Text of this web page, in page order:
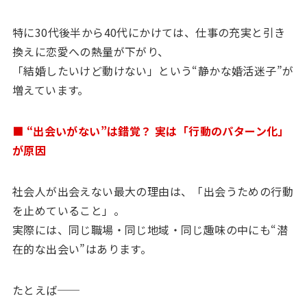
特に30代後半から40代にかけては、仕事の充実と引き
換えに恋愛への熱量が下がり、
「結婚したいけど動けない」という“静かな婚活迷子”が
増えています。
■ “出会いがない”は錯覚？ 実は「行動のパターン化」
が原因
社会人が出会えない最大の理由は、「出会うための行動
を止めていること」。
実際には、同じ職場・同じ地域・同じ趣味の中にも“潜
在的な出会い”はあります。
たとえば──